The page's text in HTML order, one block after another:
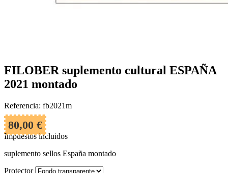
FILOBER suplemento cultural ESPAÑA
2021 montado
Referencia: fb2021m
80,00 €
Impuestos incluidos
suplemento sellos España montado
Protector